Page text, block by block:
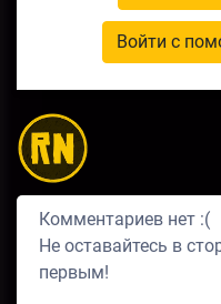
Войти с
Комментариев нет :(
Не оставайтесь в
первым!